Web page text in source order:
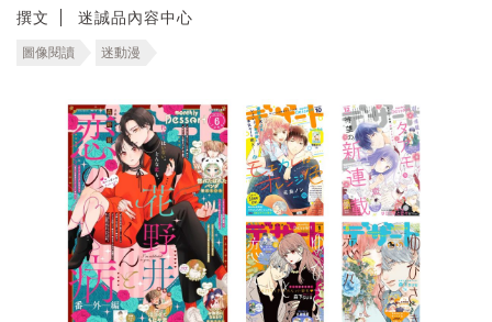
撰文 迷誠品內容中心
圖像閱讀 迷動漫